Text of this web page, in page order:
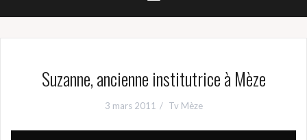
Suzanne, ancienne institutrice à Mèze
3 mars 2011 Tv Mèze